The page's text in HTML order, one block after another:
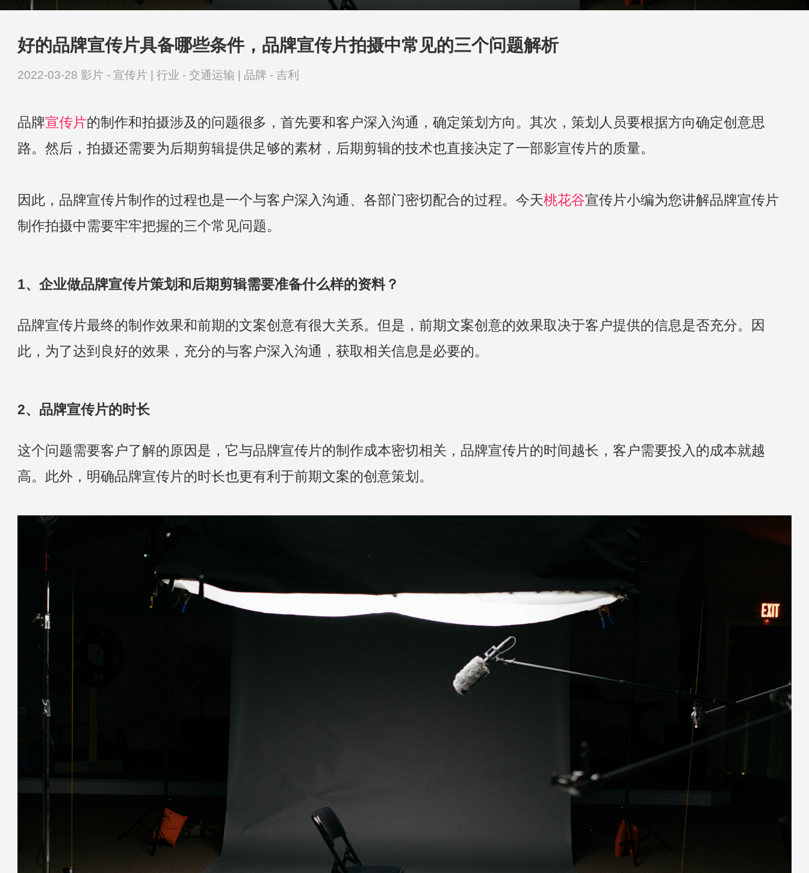
好的品牌宣传片具备哪些条件，品牌宣传片拍摄中常见的三个问题解析
2022-03-28 影片 - 宣传片 行业 - 交通运输 品牌 - 吉利
品牌宣传片的制作和拍摄涉及的问题很多，首先要和客户深入沟通，确定策划方向。其次，策划人员要根据方向确定创意思
路。然后，拍摄还需要为后期剪辑提供足够的素材，后期剪辑的技术也直接决定了一部影宣传片的质量。
因此，品牌宣传片制作的过程也是一个与客户深入沟通、各部门密切配合的过程。今天桃花谷宣传片小编为您讲解品牌宣传片
制作拍摄中需要牢牢把握的三个常见问题。
1、企业做品牌宣传片策划和后期剪辑需要准备什么样的资料？
品牌宣传片最终的制作效果和前期的文案创意有很大关系。但是，前期文案创意的效果取决于客户提供的信息是否充分。因
此，为了达到良好的效果，充分的与客户深入沟通，获取相关信息是必要的。
2、品牌宣传片的时长
这个问题需要客户了解的原因是，它与品牌宣传片的制作成本密切相关，品牌宣传片的时间越长，客户需要投入的成本就越
高。此外，明确品牌宣传片的时长也更有利于前期文案的创意策划。